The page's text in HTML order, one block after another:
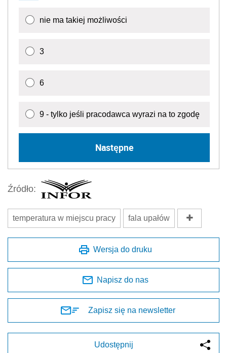
nie ma takiej możliwości
3
6
9 - tylko jeśli pracodawca wyrazi na to zgodę
Następne
Źródło:
temperatura w miejscu pracy fala upałów
Wersja do druku
Napisz do nas
Zapisz się na newsletter
Udostępnij